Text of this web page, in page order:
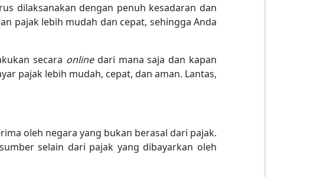
dilaksanakan dengan penuh kesadaran dan
pajak lebih mudah dan cepat, sehingga Anda
secara online dari mana saja dan kapan
pajak lebih mudah, cepat, dan aman. Lantas,
oleh negara yang bukan berasal dari pajak.
selain dari pajak yang dibayarkan oleh